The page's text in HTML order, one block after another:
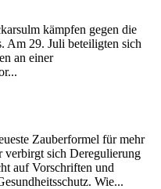
kämpfen gegen die
Am 29. Juli beteiligten sich
an einer
Zauberformel für mehr
verbirgt sich Deregulierung
auf Vorschriften und
Wie...